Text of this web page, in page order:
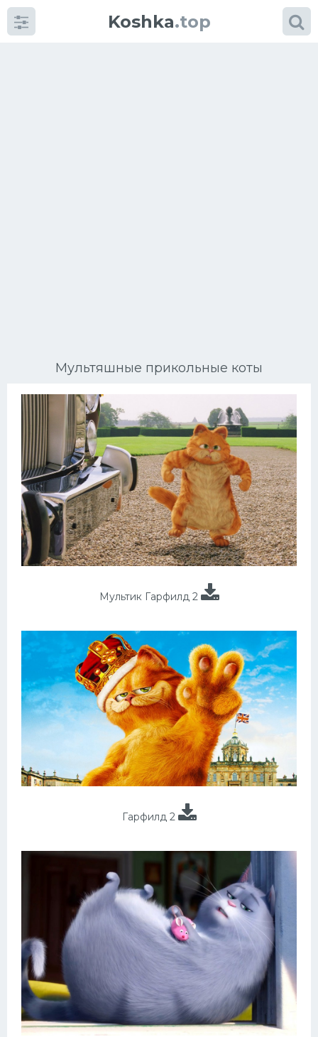
Koshka.top
Мультяшные прикольные коты
Мультик Гарфилд 2
Гарфилд 2
Мейн Куны
Сибирские кошки
Большие кошки
Сиамские кошки
Окрасы кошек
Сфинксы
Мебель для животных